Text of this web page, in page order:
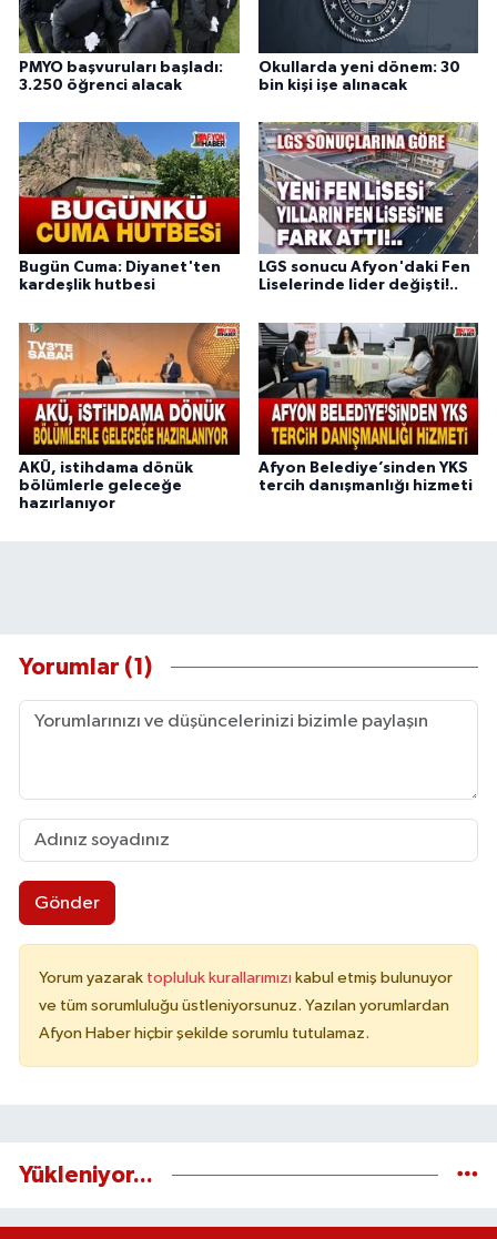
PMYO başvuruları başladı:
3.250 öğrenci alacak
Okullarda yeni dönem: 30
bin kişi işe alınacak
Bugün Cuma: Diyanet'ten
kardeşlik hutbesi
LGS sonucu Afyon'daki Fen
Liselerinde lider değişti!..
AKÜ, istihdama dönük
bölümlerle geleceğe
hazırlanıyor
Afyon Belediye’sinden YKS
tercih danışmanlığı hizmeti
Yorumlar (1)
Gönder
Yorum yazarak topluluk kurallarımızı kabul etmiş bulunuyor
ve tüm sorumluluğu üstleniyorsunuz. Yazılan yorumlardan
Afyon Haber hiçbir şekilde sorumlu tutulamaz.
Yükleniyor...